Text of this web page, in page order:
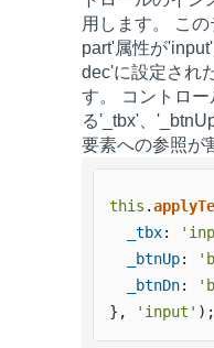
用します。 こ
part'属性が
dec'に設定され
す。 コントロ
る'_tbx'、
要素への参照が
this .
_tbx:
_btnUp:
_btnDn:
},
'input' );